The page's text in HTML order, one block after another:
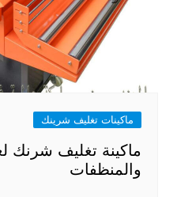
ماكينات تغليف شرينك
ماكينة تغليف شرنك
والمنظفات